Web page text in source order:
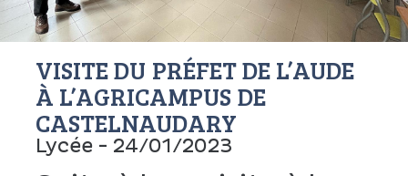
VISITE DU PRÉFET DE L’AUDE
À L’AGRICAMPUS DE
CASTELNAUDARY
Lycée - 24/01/2023